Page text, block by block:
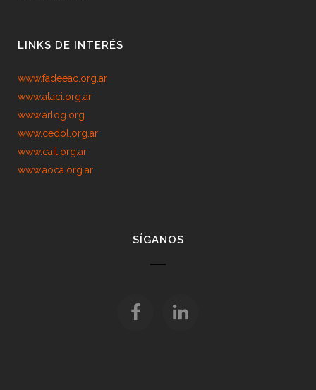
LINKS DE INTERÉS
www.fadeeac.org.ar
www.ataci.org.ar
www.arlog.org
www.cedol.org.ar
www.cail.org.ar
www.aoca.org.ar
SÍGANOS